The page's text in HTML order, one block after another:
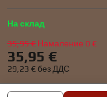
На склад
35,95 € Намаление 0 €
35,95 €
29,23 € без ДДС